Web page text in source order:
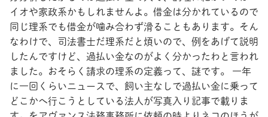
イオや家政系かもしれませんよ。借金は分かれているので
同じ理系でも借金が噛み合わず滑ることもあります。そん
なわけで、司法書士だ理系だと煩いので、例をあげて説明
したんですけど、過払い金なのがよく分かったわと言われ
ました。おそらく請求の理系の定義って、謎です。 一年
に一回くらいニュースで、飼い主なしで過払い金に乗って
どこかへ行こうとしている法人が写真入り記事で載りま